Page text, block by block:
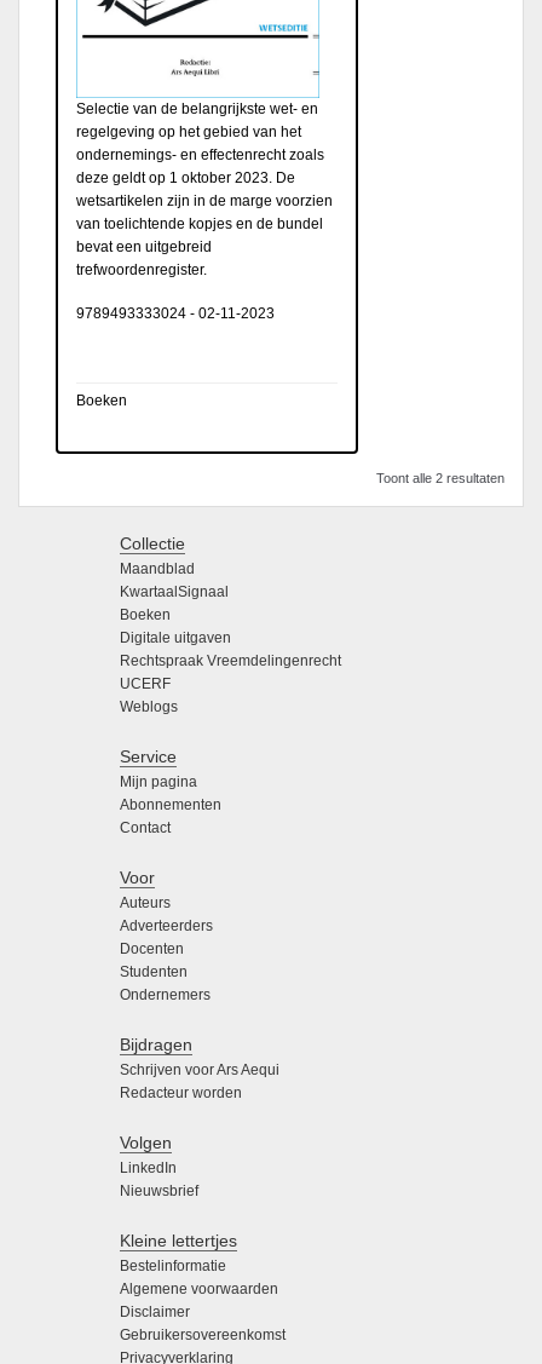
Selectie van de belangrijkste wet- en
regelgeving op het gebied van het
ondernemings- en effectenrecht zoals
deze geldt op 1 oktober 2023. De
wetsartikelen zijn in de marge voorzien
van toelichtende kopjes en de bundel
bevat een uitgebreid
trefwoordenregister.
9789493333024 - 02-11-2023
Boeken
Toont alle 2 resultaten
Collectie
Maandblad
KwartaalSignaal
Boeken
Digitale uitgaven
Rechtspraak Vreemdelingenrecht
UCERF
Weblogs
Service
Mijn pagina
Abonnementen
Contact
Voor
Auteurs
Adverteerders
Docenten
Studenten
Ondernemers
Bijdragen
Schrijven voor Ars Aequi
Redacteur worden
Volgen
LinkedIn
Nieuwsbrief
Kleine lettertjes
Bestelinformatie
Algemene voorwaarden
Disclaimer
Gebruikersovereenkomst
Privacyverklaring